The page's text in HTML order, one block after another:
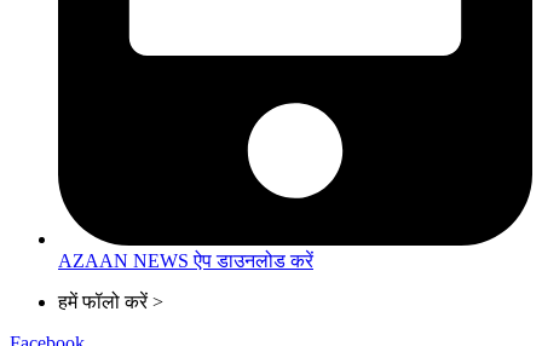
AZAAN NEWS ऐप डाउनलोड करें
हमें फॉलो करें >